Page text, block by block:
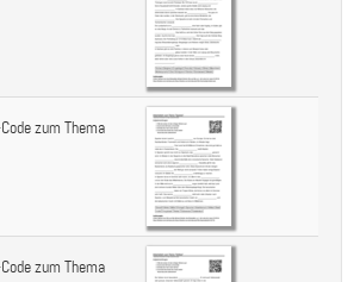
zum Thema
zum Thema